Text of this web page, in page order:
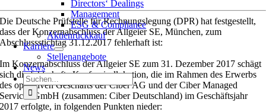
Directors‘ Dealings
Management
ESG & Compliance
Aktienrückkauf
Karriere
Stellenangebote
News
Suche
nach:
Die Deutsche Prüfstelle für Rechnungslegung (DPR) hat festgestellt,
dass der Konzernabschluss der Allgeier SE, München, zum
Abschlussstichtag 31.12.2017 fehlerhaft ist:
Im Konzernabschluss der Allgeier SE zum 31. Dezember 2017 schägt
sich die fehlerhafte Kaufpreisallokation, die im Rahmen des Erwerbs
des operativen Geschäfts der Ciber AG und der Ciber Managed
Services GmbH (zusammen: Ciber Deutschland) im Geschäftsjahr
2017 erfolgte, in folgenden Punkten nieder: